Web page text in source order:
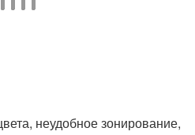
неудобное зонирование,